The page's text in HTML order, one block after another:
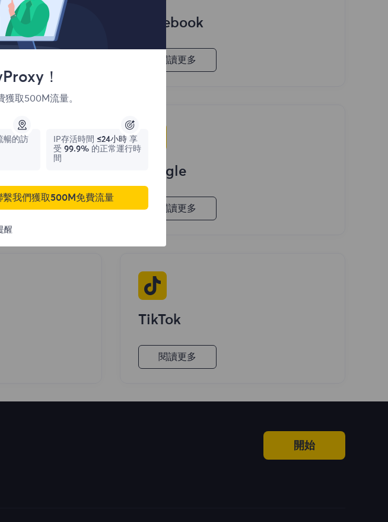
Facebook
閱讀更多
Google
閱讀更多
TikTok
閱讀更多
開始
！
獲取500M流量。
暢的訪
IP存活時間 ≤24小時 享
受 99.9% 的正常運行時
間
繫我們獲取500M免費流量
醒